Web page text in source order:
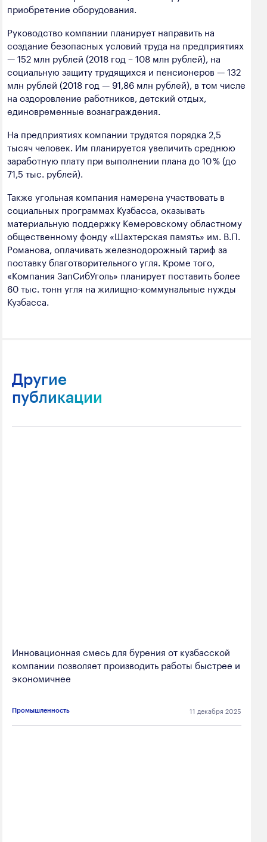
приобретение оборудования.
Руководство компании планирует направить на
создание безопасных условий труда на предприятиях
— 152 млн рублей (2018 год – 108 млн рублей), на
социальную защиту трудящихся и пенсионеров — 132
млн рублей (2018 год — 91,86 млн рублей), в том числе
на оздоровление работников, детский отдых,
единовременные вознаграждения.
На предприятиях компании трудятся порядка 2,5
тысяч человек. Им планируется увеличить среднюю
заработную плату при выполнении плана до 10 % (до
71,5 тыс. рублей).
Также угольная компания намерена участвовать в
социальных программах Кузбасса, оказывать
материальную поддержку Кемеровскому областному
общественному фонду «Шахтерская память» им. В.П.
Романова, оплачивать железнодорожный тариф за
поставку благотворительного угля. Кроме того,
«Компания ЗапСибУголь» планирует поставить более
60 тыс. тонн угля на жилищно-коммунальные нужды
Кузбасса.
Другие
публикации
Инновационная смесь для бурения от кузбасской
компании позволяет производить работы быстрее и
экономичнее
Промышленность 11 декабря 2025